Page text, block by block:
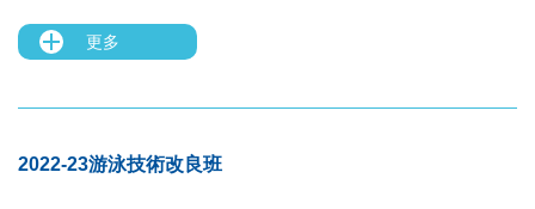
更多
2022-23游泳技術改良班